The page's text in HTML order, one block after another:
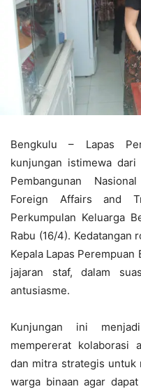
Bengkulu – Lapas
kunjungan istimewa dari
Pembangunan
Foreign Affairs and
Perkumpulan Keluarga
Rabu (16/4). Kedatangan
Kepala Lapas
jajaran staf, dalam
antusiasme.
Kunjungan ini
mempererat kolaborasi
dan mitra strategis untuk
warga binaan agar